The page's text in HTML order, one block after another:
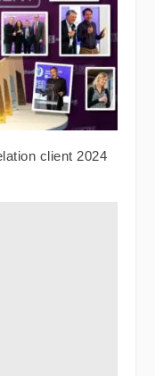
client 2024